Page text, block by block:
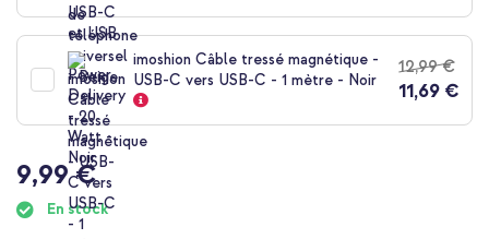
imoshion Câble tressé magnétique -
USB-C vers USB-C - 1 mètre - Noir
12,99 €
11,69 €
9,99 €
En stock